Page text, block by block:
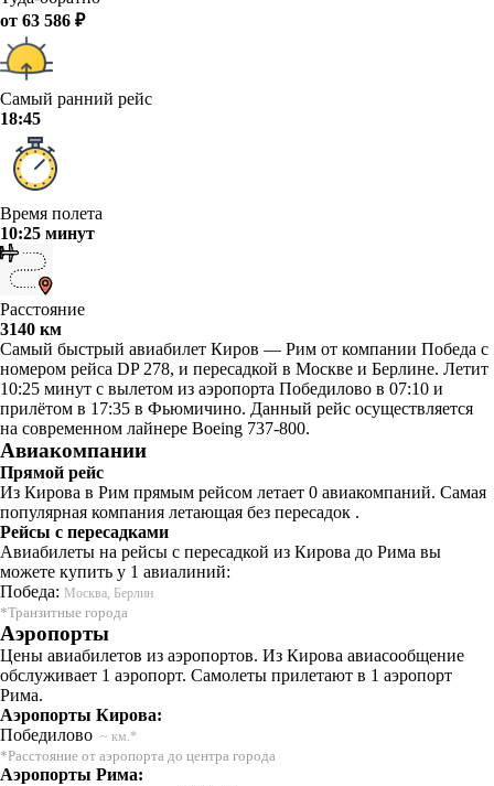
от 63 586 ₽
Самый ранний рейс
18:45
Время полета
10:25 минут
Расстояние
3140 км
Самый быстрый авиабилет Киров — Рим от компании Победа с
номером рейса DP 278, и пересадкой в Москве и Берлине. Летит
10:25 минут с вылетом из аэропорта Победилово в 07:10 и
прилётом в 17:35 в Фьюмичино. Данный рейс осуществляется
на современном лайнере Boeing 737-800.
Авиакомпании
Прямой рейс
Из Кирова в Рим прямым рейсом летает 0 авиакомпаний. Самая
популярная компания летающая без пересадок .
Рейсы с пересадками
Авиабилеты на рейсы с пересадкой из Кирова до Рима вы
можете купить у 1 авиалиний:
Победа: Москва, Берлин
*Транзитные города
Аэропорты
Цены авиабилетов из аэропортов. Из Кирова авиасообщение
обслуживает 1 аэропорт. Самолеты прилетают в 1 аэропорт
Рима.
Аэропорты Кирова:
Победилово ~ км.*
*Расстояние от аэропорта до центра города
Аэропорты Рима: